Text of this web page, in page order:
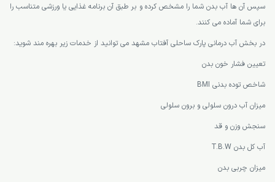
سپس آن ها آب بدن شما را مشخص کرده و بر طبق آن برنامه غذایی یا ورزشی متناسب را
برای شما آماده می کنند.
در بخش آب درمانی پارک ساحلی آفتاب مشهد می توانید از خدمات زیر بهره مند شوید:
تعیین فشار خون بدن
شاخص توده بدنی BMI
میزان آب درون سلولی و برون سلولی
سنجش وزن و قد
آب کل بدن T.B.W
میزان چربی بدن